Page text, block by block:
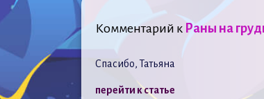
Комментарий к Раны на
Спасибо, Татьяна
перейти к статье